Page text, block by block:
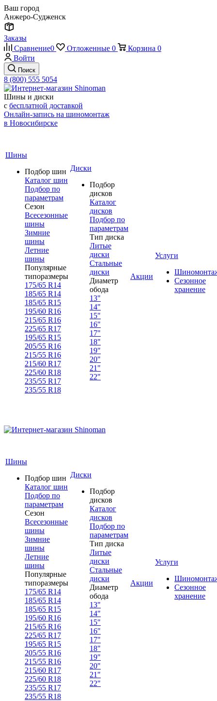
Ваш город
Анжеро-Судженск
Заказы
Сравнение0 Отложенные 0 Корзина 0
Войти
Поиск
8 (800) 555 5054
Шины и диски
с бесплатной доставкой
Онлайн-запись на шиномонтаж
в Новосибирске
Шины
Подбор шин
Каталог шин
Подбор по
параметрам
Сезон
Всесезонные
шины
Зимние
шины
Летние
шины
Популярные
типоразмеры
175/65 R14
185/65 R14
185/65 R15
195/60 R16
215/65 R16
225/65 R17
195/65 R15
205/55 R16
215/55 R16
215/60 R17
225/60 R18
235/55 R17
235/55 R18
Диски
Подбор
дисков
Каталог
дисков
Подбор по
параметрам
Тип диска
Литые
диски
Стальные
диски
Диаметр
обода
13"
14"
15"
16"
17"
18"
19"
20"
21"
22"
Акции
Услуги
Сезонное
хранение
Шины
Подбор шин
Каталог шин
Подбор по
параметрам
Сезон
Всесезонные
шины
Зимние
шины
Летние
шины
Популярные
типоразмеры
175/65 R14
185/65 R14
185/65 R15
195/60 R16
215/65 R16
225/65 R17
195/65 R15
205/55 R16
215/55 R16
215/60 R17
225/60 R18
235/55 R17
235/55 R18
Диски
Подбор
дисков
Каталог
дисков
Подбор по
параметрам
Тип диска
Литые
диски
Стальные
диски
Диаметр
обода
13"
14"
15"
16"
17"
18"
19"
20"
21"
22"
Акции
Услуги
Сезонное
хранение